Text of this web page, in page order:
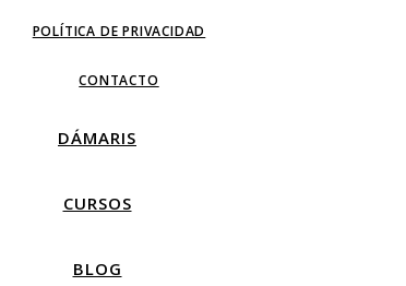
POLÍTICA DE PRIVACIDAD
CONTACTO
DÁMARIS
CURSOS
BLOG